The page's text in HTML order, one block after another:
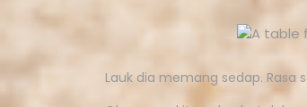
Lauk dia memang sedap.